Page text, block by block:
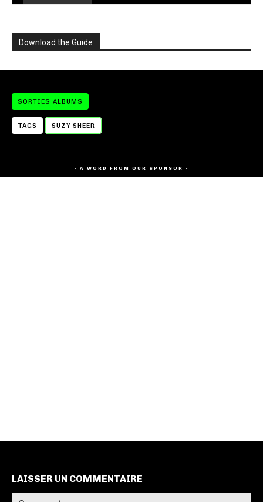
Download the Guide
SORTIES ALBUMS
TAGS SUZY SHEER
- A WORD FROM OUR SPONSOR -
LAISSER UN COMMENTAIRE